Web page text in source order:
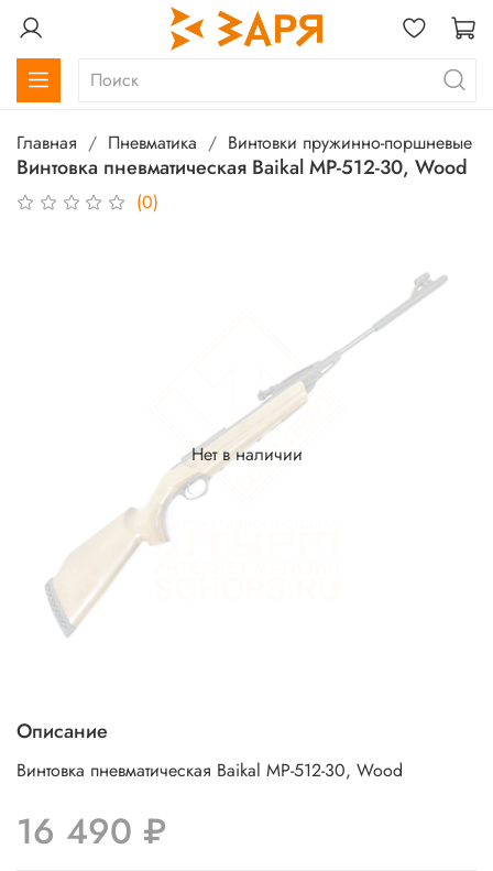
Главная Пневматика Винтовки пружинно-поршневые
Винтовка пневматическая Baikal МР-512-30, Wood
(0)
Нет в наличии
Описание
Винтовка пневматическая Baikal МР-512-30, Wood
16 490 ₽